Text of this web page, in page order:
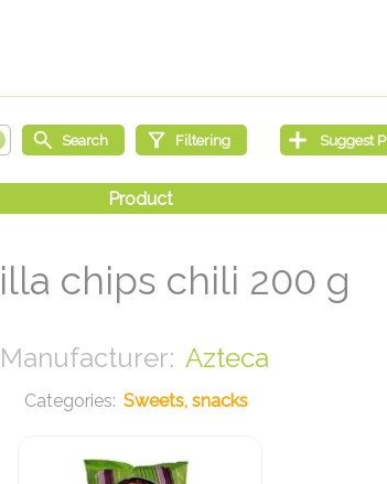
chips chili 200 g
Azteca
Sweets, snacks